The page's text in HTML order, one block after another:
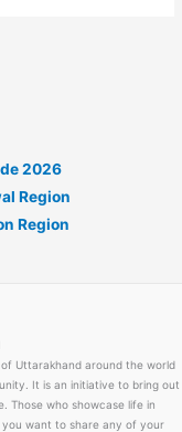
2026
Region
Region
Uttarakhand around the world
It is an initiative to bring out
Those who showcase life in
want to share any of your